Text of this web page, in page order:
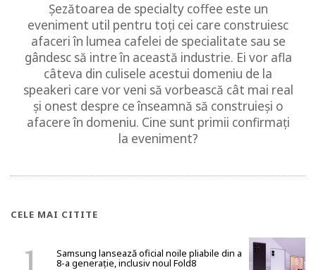
Șezătoarea de specialty coffee este un
eveniment util pentru toți cei care construiesc
afaceri în lumea cafelei de specialitate sau se
gândesc să intre în această industrie. Ei vor afla
câteva din culisele acestui domeniu de la
speakeri care vor veni să vorbească cât mai real
și onest despre ce înseamnă să construieși o
afacere în domeniu. Cine sunt primii confirmați
la eveniment?
CELE MAI CITITE
Samsung lansează oficial noile pliabile din a
8-a generație, inclusiv noul Fold8